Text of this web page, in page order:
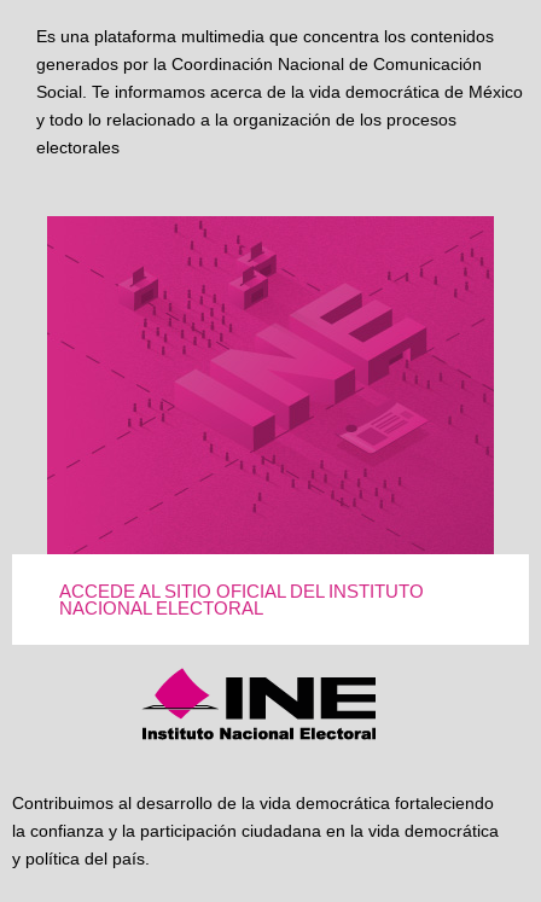
Es una plataforma multimedia que concentra los contenidos
generados por la Coordinación Nacional de Comunicación
Social. Te informamos acerca de la vida democrática de México
y todo lo relacionado a la organización de los procesos
electorales
ACCEDE AL SITIO OFICIAL DEL INSTITUTO
NACIONAL ELECTORAL
Contribuimos al desarrollo de la vida democrática fortaleciendo
la confianza y la participación ciudadana en la vida democrática
y política del país.